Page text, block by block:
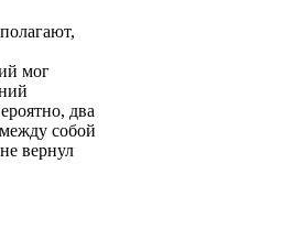
мог
два
собой
вернул